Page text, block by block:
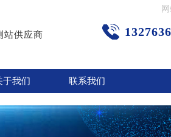
站供应商
于我们 联系我们